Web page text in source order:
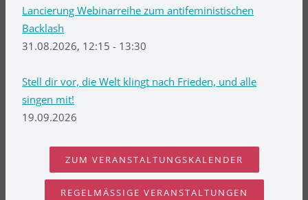
Lancierung Webinarreihe zum antifeministischen
Backlash
31.08.2026, 12:15 - 13:30
Stell dir vor, die Welt klingt nach Frieden, und alle
singen mit!
19.09.2026
ZUM VERANSTALTUNGSKALENDER
REGELMÄSSIGE VERANSTALTUNGEN